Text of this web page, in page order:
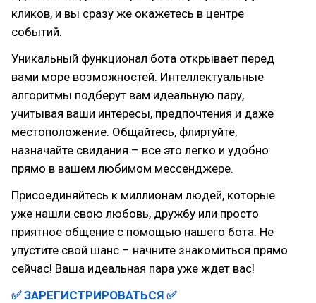
кликов, и вы сразу же окажетесь в центре
событий.
Уникальный функционал бота открывает перед
вами море возможностей. Интеллектуальные
алгоритмы подберут вам идеальную пару,
учитывая ваши интересы, предпочтения и даже
местоположение. Общайтесь, флиртуйте,
назначайте свидания – все это легко и удобно
прямо в вашем любимом мессенджере.
Присоединяйтесь к миллионам людей, которые
уже нашли свою любовь, дружбу или просто
приятное общение с помощью нашего бота. Не
упустите свой шанс – начните знакомиться прямо
сейчас! Ваша идеальная пара уже ждет вас!
✅ ЗАРЕГИСТРИРОВАТЬСЯ ✅